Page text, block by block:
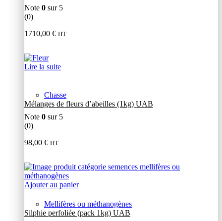
Note 0 sur 5
(0)
1710,00 € HT
Lire la suite
Chasse
Mélanges de fleurs d’abeilles (1kg) UAB
Note 0 sur 5
(0)
98,00 € HT
Ajouter au panier
Mellifères ou méthanogènes
Silphie perfoliée (pack 1kg) UAB